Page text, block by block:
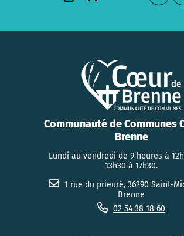
Communauté de Communes
Brenne
Lundi au vendredi de 9 heures à
13h30 à 17h30.
1 rue du prieuré, 36290 Saint-
Brenne
02 54 38 18 60